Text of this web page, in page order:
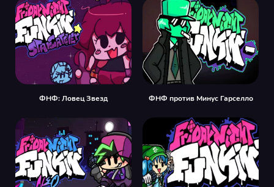
ФНФ: Ловец Звезд ФНФ против Минус Гарселло